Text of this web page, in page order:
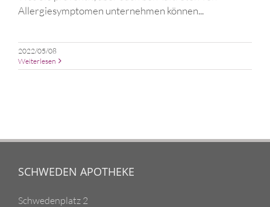
Allergiesymptomen unternehmen können...
2022/05/08
Weiterlesen
SCHWEDEN APOTHEKE
Schwedenplatz 2